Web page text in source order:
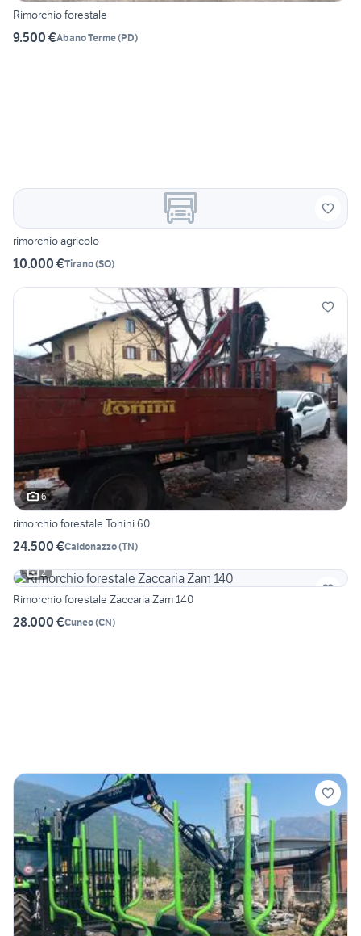
Rimorchio forestale
9.500 €Abano Terme(PD)
rimorchio agricolo
10.000 €Tirano(SO)
6
rimorchio forestale Tonini 60
24.500 €Caldonazzo(TN)
2
Rimorchio forestale Zaccaria Zam 140
28.000 €Cuneo(CN)